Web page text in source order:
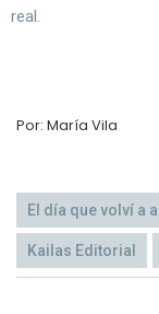
real.
Por: María Vila
El día que volví a
Kailas Editorial